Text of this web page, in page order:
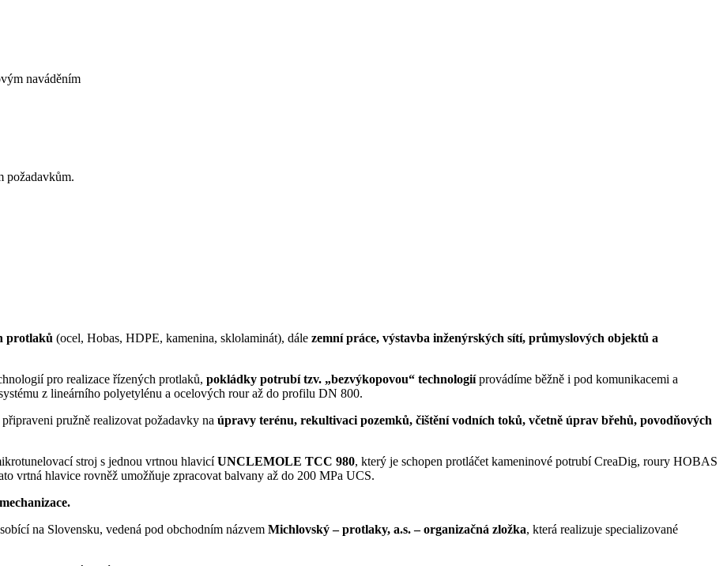
naváděním
požadavkům.
protlaků (ocel, Hobas, HDPE, kamenina, sklolaminát), dále zemní práce, výstavba inženýrských sítí, průmyslových objektů a
pro realizace řízených protlaků, pokládky potrubí tzv. „bezvýkopovou“ technologiíprovádíme běžně i pod komunikacemi a
z lineárního polyetylénu a ocelových rour až do profilu DN 800.
pružně realizovat požadavky na úpravy terénu, rekultivaci pozemků, čištění vodních toků, včetně úprav břehů, povodňových
stroj s jednou vrtnou hlavicíUNCLEMOLE TCC 980, který je schopen protláčet kameninové potrubí CreaDig, roury HOBAS
vrtná hlavice rovněž umožňuje zpracovat balvany až do 200 MPa UCS.
na Slovensku, vedená pod obchodním názvem Michlovský – protlaky, a.s. – organizačná zložka, která realizuje specializované